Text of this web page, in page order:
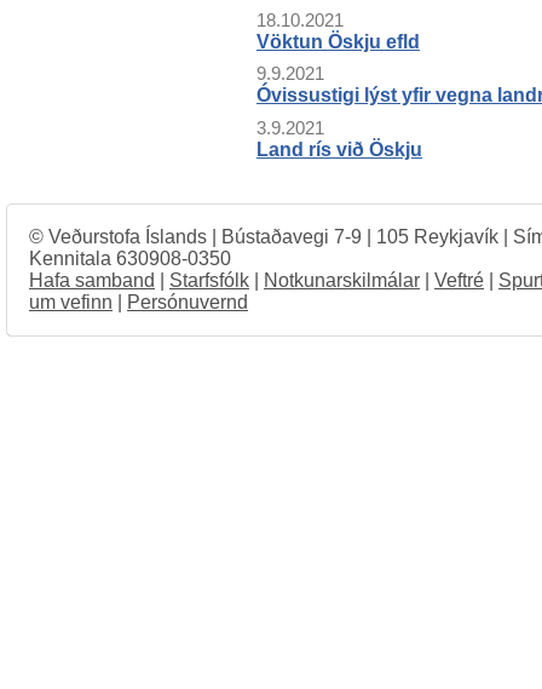
18.10.2021
Vöktun Öskju efld
9.9.2021
Óvissustigi lýst yfir vegna
3.9.2021
Land rís við Öskju
© Veðurstofa Íslands | Bústaðavegi 7-9 | 105 Reykjavík |
Kennitala 630908-0350
Hafa samband
Starfsfólk Notkunarskilmálar Veftré
um vefinn
Persónuvernd